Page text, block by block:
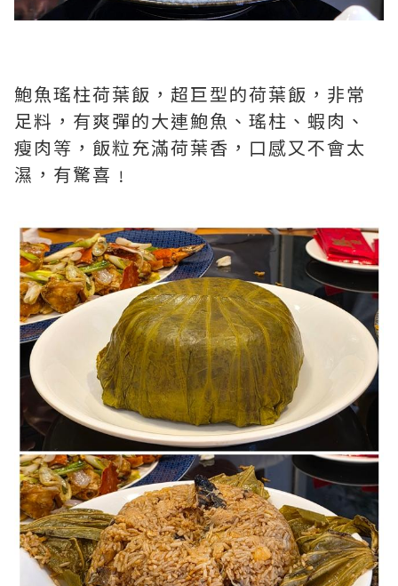
鮑魚瑤柱荷葉飯，超巨型的荷葉飯，非常
足料，有爽彈的大連鮑魚、瑤柱、蝦肉、
瘦肉等，飯粒充滿荷葉香，口感又不會太
濕，有驚喜﹗